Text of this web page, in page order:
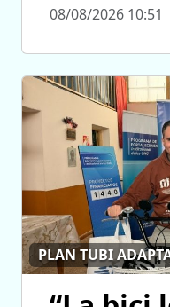
08/08/2026 10:51
PLAN TUBI